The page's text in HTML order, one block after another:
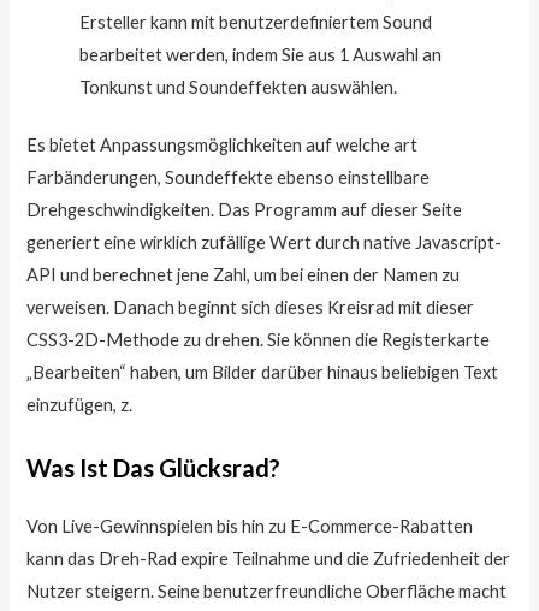
Ersteller kann mit benutzerdefiniertem Sound
bearbeitet werden, indem Sie aus 1 Auswahl an
Tonkunst und Soundeffekten auswählen.
Es bietet Anpassungsmöglichkeiten auf welche art
Farbänderungen, Soundeffekte ebenso einstellbare
Drehgeschwindigkeiten. Das Programm auf dieser Seite
generiert eine wirklich zufällige Wert durch native Javascript-
API und berechnet jene Zahl, um bei einen der Namen zu
verweisen. Danach beginnt sich dieses Kreisrad mit dieser
CSS3-2D-Methode zu drehen. Sie können die Registerkarte
„Bearbeiten“ haben, um Bilder darüber hinaus beliebigen Text
einzufügen, z.
Was Ist Das Glücksrad?
Von Live-Gewinnspielen bis hin zu E-Commerce-Rabatten
kann das Dreh-Rad expire Teilnahme und die Zufriedenheit der
Nutzer steigern. Seine benutzerfreundliche Oberfläche macht